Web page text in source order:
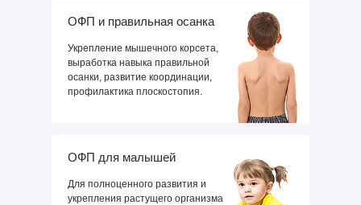
ОФП и правильная осанка
Укрепление мышечного корсета,
выработка навыка правильной
осанки, развитие координации,
профилактика плоскостопия.
ОФП для малышей
Для полноценного развития и
укрепления растущего организма